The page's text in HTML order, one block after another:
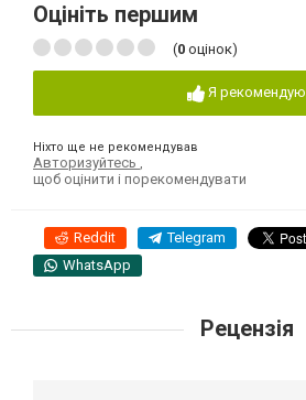
Оцініть першим
(0 оцінок)
Я рекомендую
Ніхто ще не рекомендував
Авторизуйтесь
щоб оцінити і порекомендувати
Reddit Telegram
WhatsApp
Рецензія